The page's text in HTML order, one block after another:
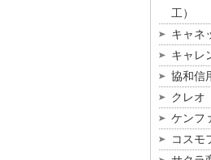
工）
キャネ
キャレ
協和信
クレオ
ケンフ
コスモ